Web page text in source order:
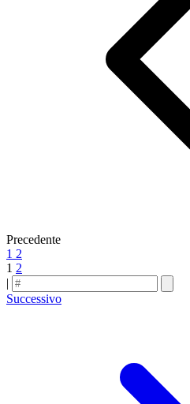
Precedente
1 2
1 2
|
Successivo